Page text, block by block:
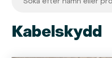
Kabelskydd